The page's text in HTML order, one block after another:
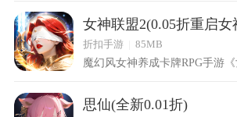
女神联盟2(0.05折重启女
折扣手游 85MB
思仙(全新0.01折)